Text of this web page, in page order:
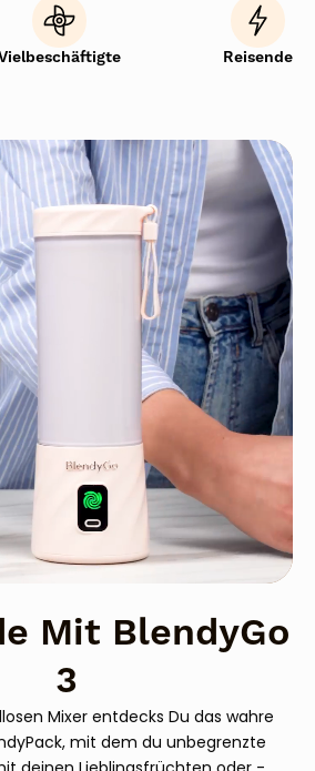
Reisende
Mit BlendyGo
3
Mixer entdecks Du das wahre
mit dem du unbegrenzte